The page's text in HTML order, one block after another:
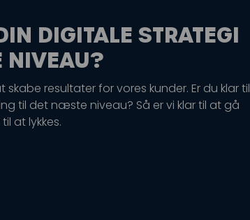
DIGITALE STRATEGI
NIVEAU?
skabe resultater for vores kunder. Er du klar til
til det næste niveau? Så er vi klar til at gå
at lykkes.